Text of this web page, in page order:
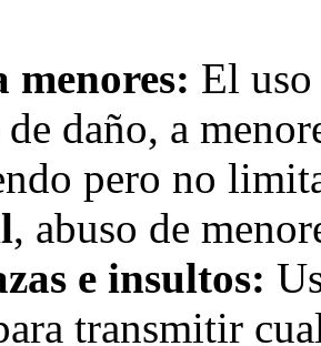
menores: El
daño, a
pero no
, abuso de
e insultos:
transmitir